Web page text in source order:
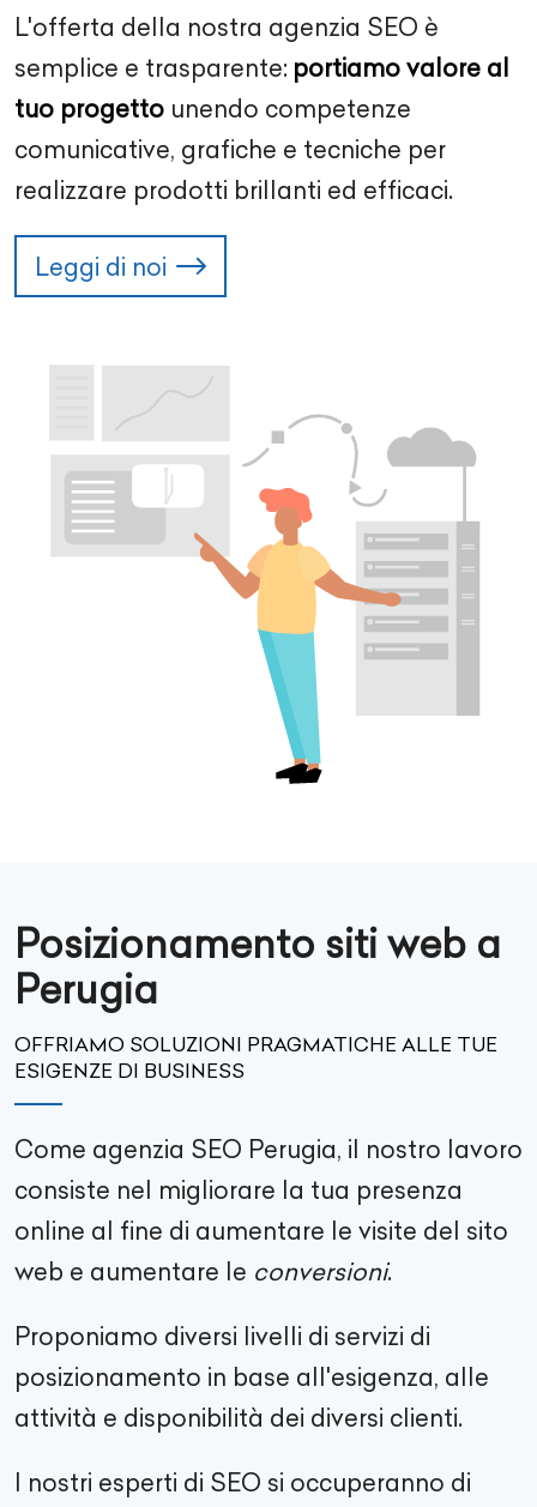
L'offerta della nostra agenzia SEO è
semplice e trasparente: portiamo valore al
tuo progetto unendo competenze
comunicative, grafiche e tecniche per
realizzare prodotti brillanti ed efficaci.
Leggi di noi
Posizionamento siti web a
Perugia
OFFRIAMO SOLUZIONI PRAGMATICHE ALLE TUE
ESIGENZE DI BUSINESS
Come agenzia SEO Perugia, il nostro lavoro
consiste nel migliorare la tua presenza
online al fine di aumentare le visite del sito
web e aumentare le conversioni.
Proponiamo diversi livelli di servizi di
posizionamento in base all'esigenza, alle
attività e disponibilità dei diversi clienti.
I nostri esperti di SEO si occuperanno di